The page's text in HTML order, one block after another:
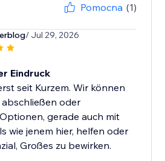
Pomocna (1)
/ Jul 29, 2026
Eindruck
seit Kurzem. Wir können
oder
gerade auch mit
wie jenem hier, helfen oder
Großes zu bewirken.